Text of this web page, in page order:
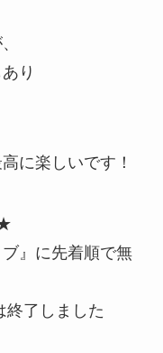
り
に楽しいです！
』に先着順で無
了しました